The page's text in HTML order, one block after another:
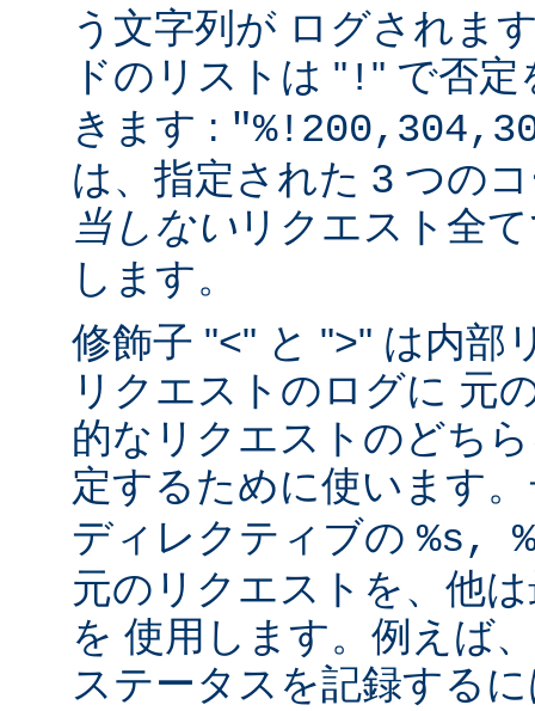
う文字列が ログされま
ドのリストは " ! " で否定
きます :
は、指定された 3 つの
当しない リクエスト全
します。
修飾子 "<" と ">" は内部
リクエストのログに 元
的なリクエストのどち
定するために使います
ディレクティブの %s,
元のリクエストを、他
を 使用します。例えば
ステータスを記録する